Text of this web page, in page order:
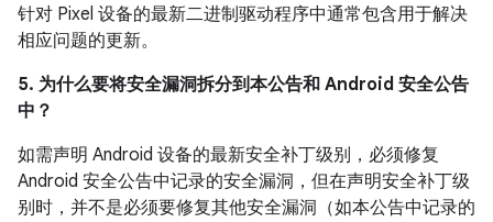
针对 Pixel 设备的最新二进制驱动程序中通常包含用于解决
相应问题的更新。
5. 为什么要将安全漏洞拆分到本公告和 Android 安全公告
中？
如需声明 Android 设备的最新安全补丁级别，必须修复
Android 安全公告中记录的安全漏洞，但在声明安全补丁级
别时，并不是必须要修复其他安全漏洞（如本公告中记录的